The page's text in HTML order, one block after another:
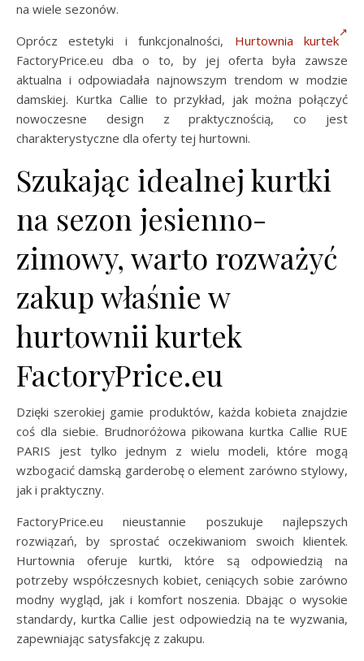
na wiele sezonów.
Oprócz estetyki i funkcjonalności, Hurtownia kurtek
FactoryPrice.eu dba o to, by jej oferta była zawsze
aktualna i odpowiadała najnowszym trendom w modzie
damskiej. Kurtka Callie to przykład, jak można połączyć
nowoczesne design z praktycznością, co jest
charakterystyczne dla oferty tej hurtowni.
Szukając idealnej kurtki
na sezon jesienno-
zimowy, warto rozważyć
zakup właśnie w
hurtownii kurtek
FactoryPrice.eu
Dzięki szerokiej gamie produktów, każda kobieta znajdzie
coś dla siebie. Brudnoróżowa pikowana kurtka Callie RUE
PARIS jest tylko jednym z wielu modeli, które mogą
wzbogacić damską garderobę o element zarówno stylowy,
jak i praktyczny.
FactoryPrice.eu nieustannie poszukuje najlepszych
rozwiązań, by sprostać oczekiwaniom swoich klientek.
Hurtownia oferuje kurtki, które są odpowiedzią na
potrzeby współczesnych kobiet, ceniących sobie zarówno
modny wygląd, jak i komfort noszenia. Dbając o wysokie
standardy, kurtka Callie jest odpowiedzią na te wyzwania,
zapewniając satysfakcję z zakupu.